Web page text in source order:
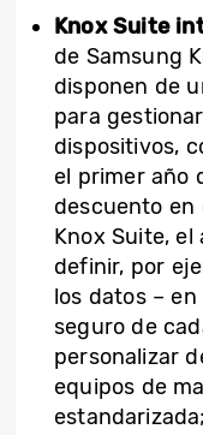
Knox Suite
de Samsung
disponen de
para
dispositivos,
el primer año
descuento en
Knox Suite,
definir, por
los datos –
seguro de
personalizar
equipos de